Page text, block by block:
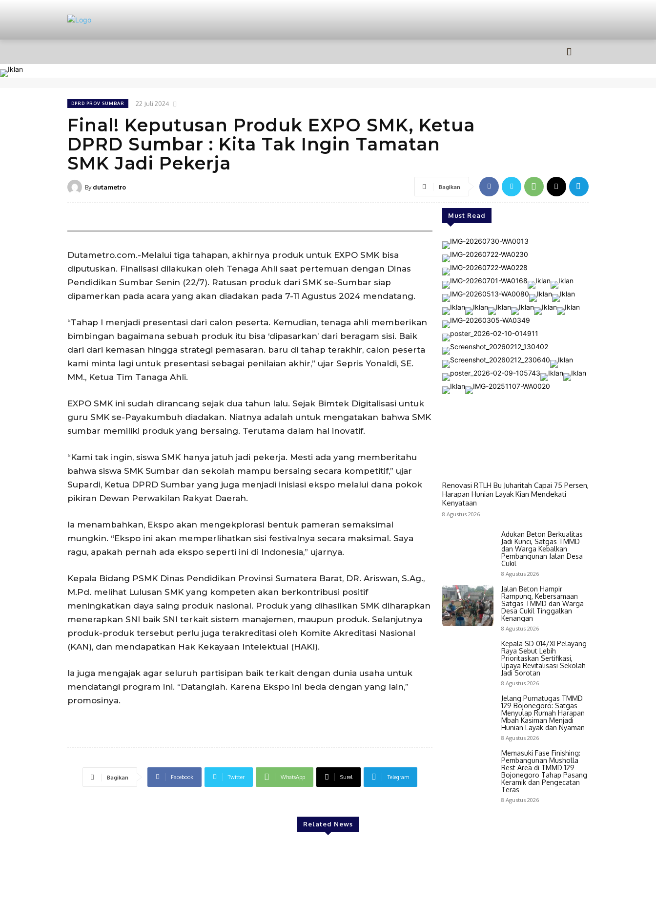
DPRD PROV SUMBAR 22 Juli 2024
Final! Keputusan Produk EXPO SMK, Ketua
DPRD Sumbar : Kita Tak Ingin Tamatan
SMK Jadi Pekerja
By dutametro Bagikan
Dutametro.com.-Melalui tiga tahapan, akhirnya produk untuk EXPO SMK bisa
diputuskan. Finalisasi dilakukan oleh Tenaga Ahli saat pertemuan dengan Dinas
Pendidikan Sumbar Senin (22/7). Ratusan produk dari SMK se-Sumbar siap
dipamerkan pada acara yang akan diadakan pada 7-11 Agustus 2024 mendatang.
“Tahap I menjadi presentasi dari calon peserta. Kemudian, tenaga ahli memberikan
bimbingan bagaimana sebuah produk itu bisa ‘dipasarkan’ dari beragam sisi. Baik
dari dari kemasan hingga strategi pemasaran. baru di tahap terakhir, calon peserta
kami minta lagi untuk presentasi sebagai penilaian akhir,” ujar Sepris Yonaldi, SE.
MM., Ketua Tim Tanaga Ahli.
EXPO SMK ini sudah dirancang sejak dua tahun lalu. Sejak Bimtek Digitalisasi untuk
guru SMK se-Payakumbuh diadakan. Niatnya adalah untuk mengatakan bahwa SMK
sumbar memiliki produk yang bersaing. Terutama dalam hal inovatif.
“Kami tak ingin, siswa SMK hanya jatuh jadi pekerja. Mesti ada yang memberitahu
bahwa siswa SMK Sumbar dan sekolah mampu bersaing secara kompetitif,” ujar
Supardi, Ketua DPRD Sumbar yang juga menjadi inisiasi ekspo melalui dana pokok
pikiran Dewan Perwakilan Rakyat Daerah.
Ia menambahkan, Ekspo akan mengekplorasi bentuk pameran semaksimal
mungkin. “Ekspo ini akan memperlihatkan sisi festivalnya secara maksimal. Saya
ragu, apakah pernah ada ekspo seperti ini di Indonesia,” ujarnya.
Kepala Bidang PSMK Dinas Pendidikan Provinsi Sumatera Barat, DR. Ariswan, S.Ag.,
M.Pd. melihat Lulusan SMK yang kompeten akan berkontribusi positif
meningkatkan daya saing produk nasional. Produk yang dihasilkan SMK diharapkan
menerapkan SNI baik SNI terkait sistem manajemen, maupun produk. Selanjutnya
produk-produk tersebut perlu juga terakreditasi oleh Komite Akreditasi Nasional
(KAN), dan mendapatkan Hak Kekayaan Intelektual (HAKI).
Ia juga mengajak agar seluruh partisipan baik terkait dengan dunia usaha untuk
mendatangi program ini. “Datanglah. Karena Ekspo ini beda dengan yang lain,”
promosinya.
Bagikan Facebook Twitter WhatsApp Surel Telegram
Must Read
Renovasi RTLH Bu Juharitah Capai 75 Persen,
Harapan Hunian Layak Kian Mendekati
Kenyataan
8 Agustus 2026
Adukan Beton Berkualitas
Jadi Kunci, Satgas TMMD
dan Warga Kebalkan
Pembangunan Jalan Desa
Cukil
8 Agustus 2026
Jalan Beton Hampir
Rampung, Kebersamaan
Satgas TMMD dan Warga
Desa Cukil Tinggalkan
Kenangan
8 Agustus 2026
Kepala SD 014/XI Pelayang
Raya Sebut Lebih
Prioritaskan Sertifikasi,
Upaya Revitalisasi Sekolah
Jadi Sorotan
8 Agustus 2026
Jelang Purnatugas TMMD
129 Bojonegoro: Satgas
Menyulap Rumah Harapan
Mbah Kasiman Menjadi
Hunian Layak dan Nyaman
8 Agustus 2026
Memasuki Fase Finishing:
Pembangunan Musholla
Rest Area di TMMD 129
Bojonegoro Tahap Pasang
Keramik dan Pengecatan
Teras
8 Agustus 2026
Related News